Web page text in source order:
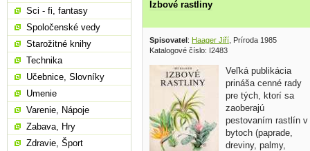
Izbové rastliny
Spisovatel: Haager Jiří , Príroda 1985
Katalogové číslo: I2483
Veľká publikácia
prináša cenné rady
pre tých, ktorí sa
zaoberajú
pestovaním rastlín v
bytoch (paprade,
dreviny, palmy,
Sci - fi, fantasy
Spoločenské vedy
Starožitné knihy
Technika
Učebnice, Slovníky
Umenie
Varenie, Nápoje
Zabava, Hry
Zdravie, Šport